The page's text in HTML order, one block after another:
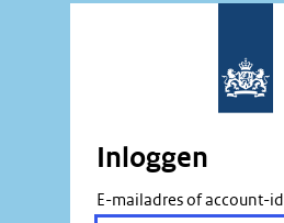
Inloggen
E-mailadres of account-id